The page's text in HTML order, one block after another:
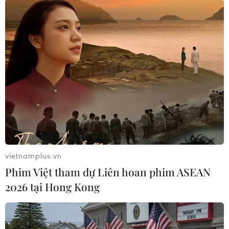
(TTXVN/Vietnam+)
#Mỹ-Mexico #Tổ chức tài chính
#Rửa tiền
vietnamplus.vn
Phim Việt tham dự Liên hoan phim ASEAN
2026 tại Hong Kong